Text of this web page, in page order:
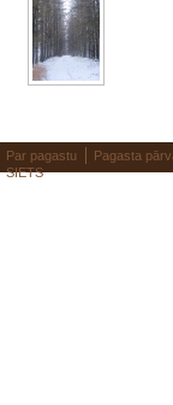
Par pagastu Pagasta
SIETS